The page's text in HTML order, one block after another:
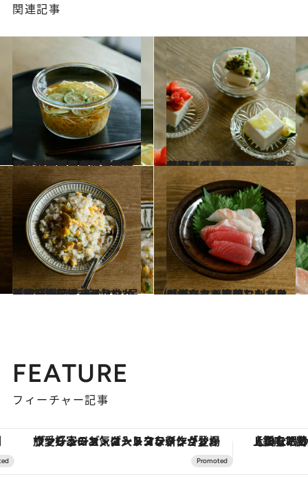
関連記事
2025.8.27
【ガラスの保存容器篇を読む】【ガラスうつわレッスン】「IKEA・WECKでおなじみ、ガラスの保存容器がマルチに使える！」そうめんやビビンバに《敏腕フードスタイリスト直伝》
ライフスタイル 2025.8.27
【ガラスの小皿篇を読む】【ガラスうつわレッスン】「夏の食卓に欠かせないのは、7～10センチ程度の小皿」「ミニ冷奴を盛るとかわいい」《敏腕フードスタイリスト直伝》
ライフスタイル
2025.6.12
「家庭のチャーハンは“民藝”で見栄えに差がつく！」敏腕フードスタイリストが伝授するうつわの使い方【チャーハン篇】
ライフスタイル 2025.6.12
「パックから移しただけで様になる！」お刺身を引き立てるのはこんなうつわたち《敏腕フードスタイリスト直伝》
ライフスタイル
FEATURE
フィーチャー記事
ヴァシュロン・コンスタンタン「オーヴァーシーズ・オートマティック」。旅愛好家のお気に入りコレクションから、ジェンダーレスな新作が登場 【銀座で出合う最旬美容】美髪ケアや上